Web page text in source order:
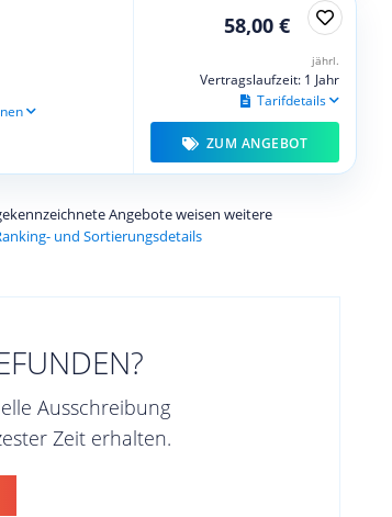
58,00 €
jährl.
Vertragslaufzeit: 1 Jahr
Tarifdetails
ZUM ANGEBOT
Angebote weisen weitere
und Sortierungsdetails
Ausschreibung
Zeit erhalten.